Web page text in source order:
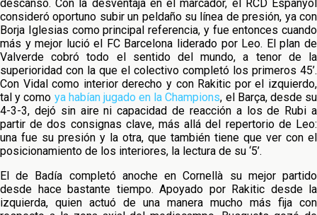
descanso. Con la desventaja en el marcador, el RCD Espanyol
consideró oportuno subir un peldaño su línea de presión, ya con
Borja Iglesias como principal referencia, y fue entonces cuando
más y mejor lució el FC Barcelona liderado por Leo. El plan de
Valverde cobró todo el sentido del mundo, a tenor de la
superioridad con la que el colectivo completó los primeros 45’.
Con Vidal como interior derecho y con Rakitic por el izquierdo,
tal y como ya habían jugado en la Champions, el Barça, desde su
4-3-3, dejó sin aire ni capacidad de reacción a los de Rubi a
partir de dos consignas clave, más allá del repertorio de Leo:
una fue su presión y la otra, que también tiene que ver con el
posicionamiento de los interiores, la lectura de su ‘5’.
El de Badía completó anoche en Cornellà su mejor partido
desde hace bastante tiempo. Apoyado por Rakitic desde la
izquierda, quien actuó de una manera mucho más fija con